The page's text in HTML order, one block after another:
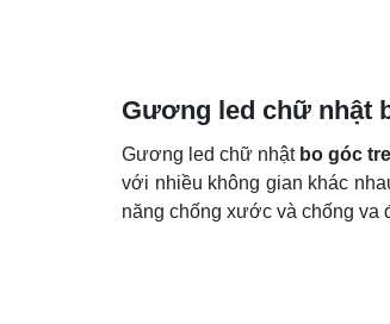
Gương led chữ nhật
Gương led chữ nhật bo góc
với nhiều không gian khác
năng chống xước và chống va